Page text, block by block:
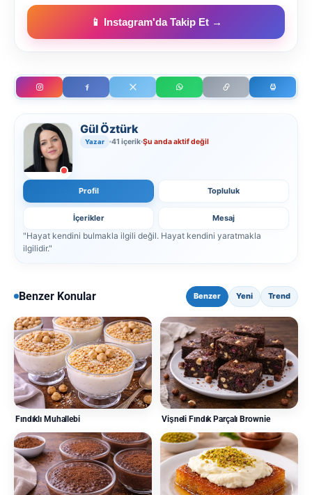
📱 Instagram'da Takip Et →
Gül Öztürk
Yazar 41 içerik Şu anda aktif değil
Profil Topluluk
İçerikler Mesaj
"Hayat kendini bulmakla ilgili değil. Hayat kendini yaratmakla
ilgilidir."
Benzer Konular Benzer Yeni Trend
Fındıklı Muhallebi Vişneli Fındık Parçalı Brownie